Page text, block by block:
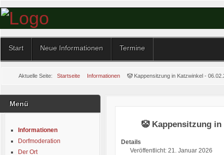
Start Neue Informationen Termine
Aktuelle Seite: Startseite Informationen 🤡 Kappensitzung in Katzwinkel -
Menü
Informationen
Dorfmoderation
Der Ort
🤡 Kappensitzung in
Details
Veröffentlicht: 21. Januar 2026